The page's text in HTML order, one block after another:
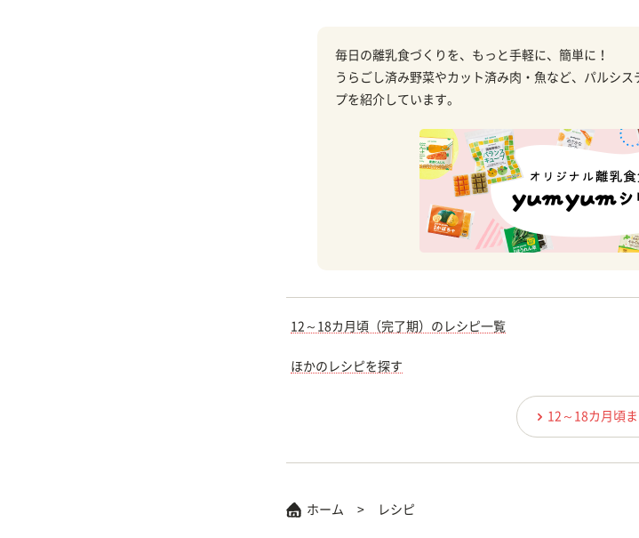
毎日の離乳食づくりを、もっと手軽に、簡単に！
うらごし済み野菜やカット済み肉・魚など、パルシス
プを紹介しています。
12～18カ月頃（完了期）のレシピ一覧
ほかのレシピを探す
12～18カ月頃
ホーム レシピ